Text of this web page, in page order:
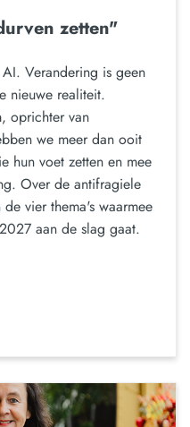
zetten"
Verandering is geen
nieuwe realiteit.
oprichter van
we meer dan ooit
hun voet zetten en mee
Over de antifragiele
vier thema's waarmee
aan de slag gaat.